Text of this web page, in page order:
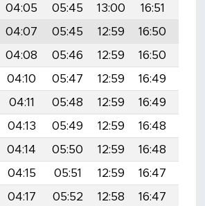
04:05 05:45 13:00 16:51
04:07 05:45 12:59 16:50
04:08 05:46 12:59 16:50
04:10 05:47 12:59 16:49
04:11 05:48 12:59 16:49
04:13 05:49 12:59 16:48
04:14 05:50 12:59 16:48
04:15 05:51 12:59 16:47
04:17 05:52 12:58 16:47